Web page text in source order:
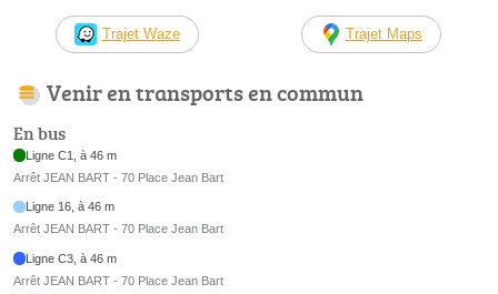
Trajet Waze Trajet Maps
Venir en transports en commun
En bus
Ligne C1, à 46 m
Arrêt JEAN BART - 70 Place Jean Bart
Ligne 16, à 46 m
Arrêt JEAN BART - 70 Place Jean Bart
Ligne C3, à 46 m
Arrêt JEAN BART - 70 Place Jean Bart